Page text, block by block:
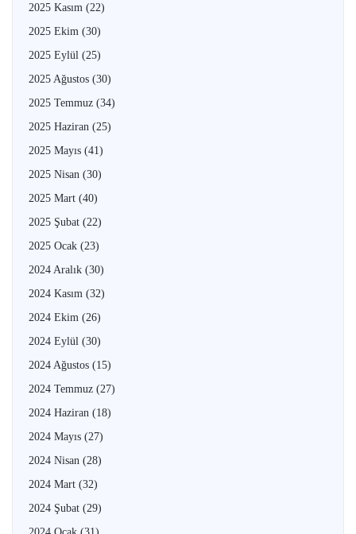
2025 Kasım (22)
2025 Ekim (30)
2025 Eylül (25)
2025 Ağustos (30)
2025 Temmuz (34)
2025 Haziran (25)
2025 Mayıs (41)
2025 Nisan (30)
2025 Mart (40)
2025 Şubat (22)
2025 Ocak (23)
2024 Aralık (30)
2024 Kasım (32)
2024 Ekim (26)
2024 Eylül (30)
2024 Ağustos (15)
2024 Temmuz (27)
2024 Haziran (18)
2024 Mayıs (27)
2024 Nisan (28)
2024 Mart (32)
2024 Şubat (29)